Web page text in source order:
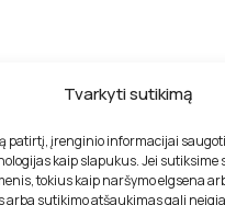
Tvarkyti sutikimą
patirtį, įrenginio informacijai
kaip slapukus. Jei sutiksime
tokius kaip naršymo elgsena
arba sutikimo atšaukimas gali